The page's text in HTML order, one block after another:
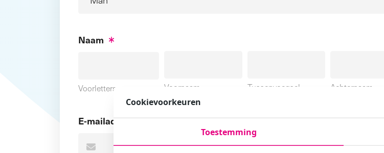
Naam
Voorletters Voornaam Tussenvoegsel Achternaam
E-mailadres
Cookievoorkeuren
Toestemming